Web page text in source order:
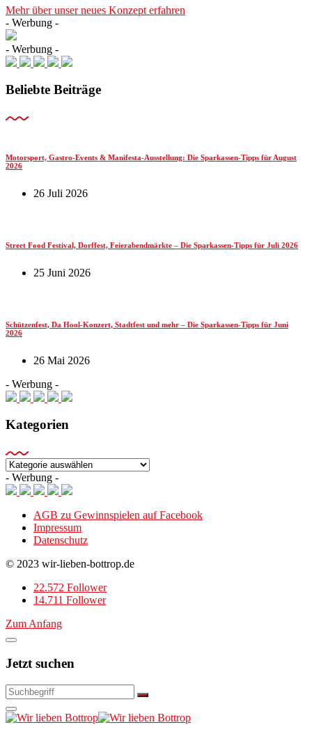
Mehr über unser neues Konzept erfahren
- Werbung -
- Werbung -
Beliebte Beiträge
Motorsport, Gastro-Events & Manifesta-Ausstellung: Die Sparkassen-Tipps für August
2026
26 Juli 2026
Street Food Festival, Dorffest, Feierabendmärkte – Die Sparkassen-Tipps für Juli 2026
25 Juni 2026
Schützenfest, Da Hool-Konzert, Stadtfest und mehr – Die Sparkassen-Tipps für Juni
2026
26 Mai 2026
- Werbung -
Kategorien
Kategorien
- Werbung -
AGB zu Gewinnspielen auf Facebook
Impressum
Datenschutz
© 2023 wir-lieben-bottrop.de
22.572 Follower
14.711 Follower
Zum Anfang
Jetzt suchen